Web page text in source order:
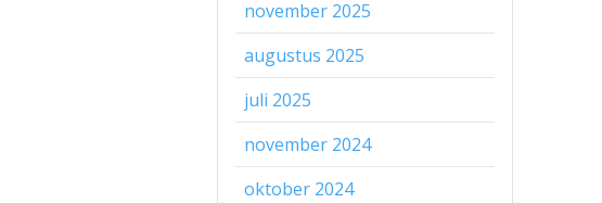
november 2025
augustus 2025
juli 2025
november 2024
oktober 2024